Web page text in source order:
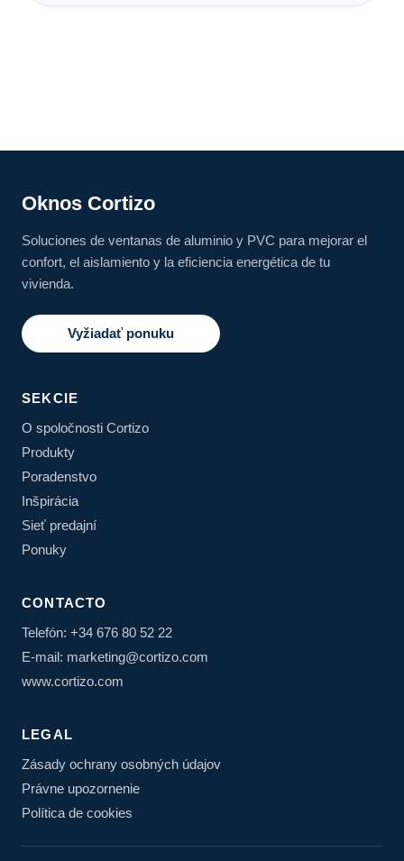
Oknos Cortizo
Soluciones de ventanas de aluminio y PVC para mejorar el
confort, el aislamiento y la eficiencia energética de tu
vivienda.
Vyžiadať ponuku
SEKCIE
O spoločnosti Cortizo
Produkty
Poradenstvo
Inšpirácia
Sieť predajní
Ponuky
CONTACTO
Telefón: +34 676 80 52 22
E-mail: marketing@cortizo.com
www.cortizo.com
LEGAL
Zásady ochrany osobných údajov
Právne upozornenie
Política de cookies